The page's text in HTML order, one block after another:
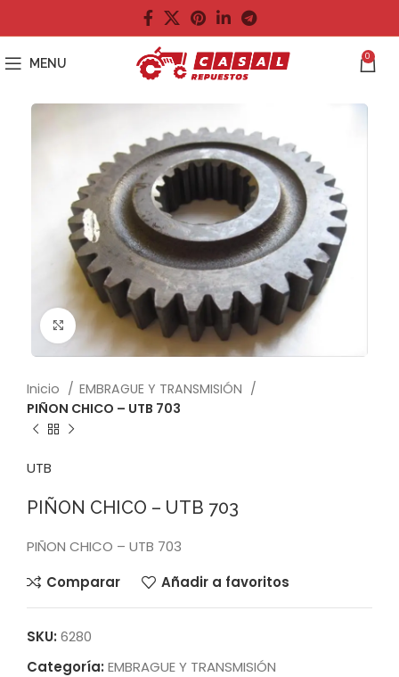
MENU 0
Click to enlarge
Inicio
EMBRAGUE Y TRANSMISIÓN
PIÑON CHICO – UTB 703
UTB
PIÑON CHICO – UTB 703
PIÑON CHICO – UTB 703
Comparar
Añadir a favoritos
SKU: 6280
Categoría: EMBRAGUE Y TRANSMISIÓN